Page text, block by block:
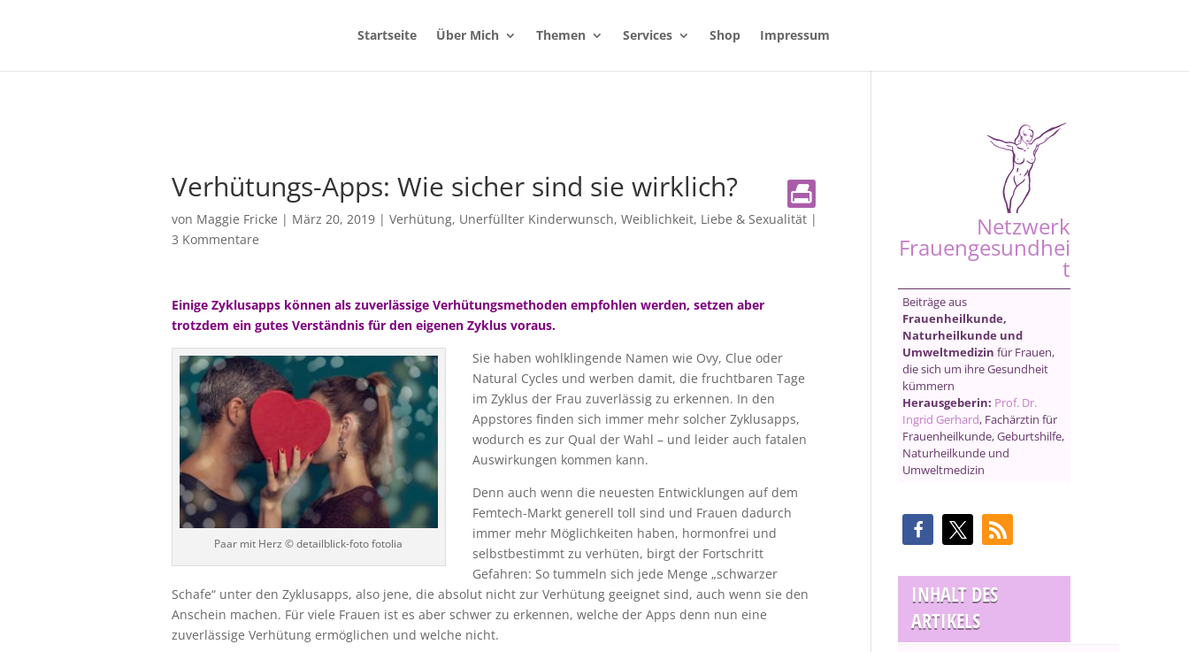
Startseite Über Mich Themen Services Shop Impressum
Verhütungs-Apps: Wie sicher sind sie wirklich?
von Maggie Fricke | März 20, 2019| Verhütung, Unerfüllter Kinderwunsch, Weiblichkeit, Liebe & Sexualität|
3 Kommentare
Einige Zyklusapps können als zuverlässige Verhütungsmethoden empfohlen werden, setzen aber
trotzdem ein gutes Verständnis für den eigenen Zyklus voraus.
Paar mit Herz © detailblick-foto fotolia
Sie haben wohlklingende Namen wie Ovy, Clue oder
Natural Cycles und werben damit, die fruchtbaren Tage
im Zyklus der Frau zuverlässig zu erkennen. In den
Appstores finden sich immer mehr solcher Zyklusapps,
wodurch es zur Qual der Wahl – und leider auch fatalen
Auswirkungen kommen kann.
Denn auch wenn die neuesten Entwicklungen auf dem
Femtech-Markt generell toll sind und Frauen dadurch
immer mehr Möglichkeiten haben, hormonfrei und
selbstbestimmt zu verhüten, birgt der Fortschritt
Gefahren: So tummeln sich jede Menge „schwarzer
Schafe“ unter den Zyklusapps, also jene, die absolut nicht zur Verhütung geeignet sind, auch wenn sie den
Anschein machen. Für viele Frauen ist es aber schwer zu erkennen, welche der Apps denn nun eine
zuverlässige Verhütung ermöglichen und welche nicht.
Netzwerk
Frauengesundhei
t
Beiträge aus
Frauenheilkunde,
Naturheilkunde und
Umweltmedizin für Frauen,
die sich um ihre Gesundheit
kümmern
Herausgeberin: Prof. Dr.
Ingrid Gerhard, Fachärztin für
Frauenheilkunde, Geburtshilfe,
Naturheilkunde und
Umweltmedizin
INHALT DES
ARTIKELS